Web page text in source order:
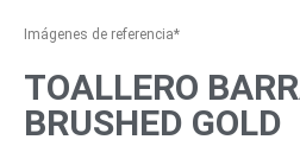
Imágenes de referencia*
TOALLERO
BRUSHED GOLD